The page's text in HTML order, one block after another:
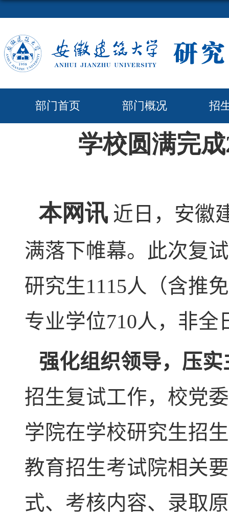
部门首页 部门概况 招
学校圆满完
本网讯 近日，安徽
满落下帷幕。此次复
研究生1115人（含推免
专业学位710人，非全
强化组织领导，压
招生复试工作，校党
学院在学校研究生招
教育招生考试院相关
式、考核内容、录取